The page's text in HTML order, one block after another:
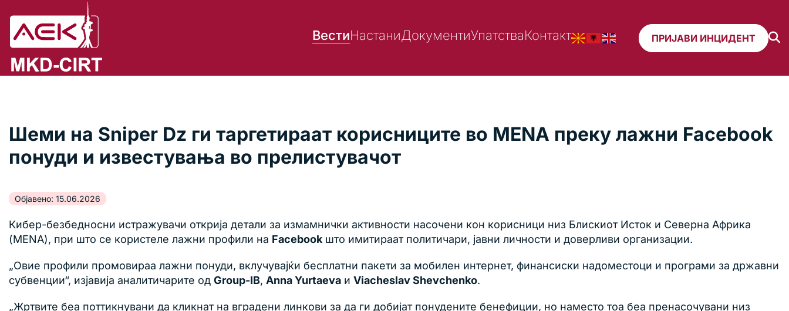
ВестиНастаниДокументиУпатстваКонтакт ПРИЈАВИ ИНЦИДЕНТ
Шеми на Sniper Dz ги таргетираат корисниците во MENA преку лажни Facebook
понуди и известувања во прелистувачот
Објавено: 15.06.2026
Кибер-безбедносни истражувачи открија детали за измамнички активности насочени кон корисници низ Блискиот Исток и Северна Африка
(MENA), при што се користеле лажни профили на Facebook што имитираат политичари, јавни личности и доверливи организации.
„Овие профили промовираа лажни понуди, вклучувајќи бесплатни пакети за мобилен интернет, финансиски надоместоци и програми за државни
субвенции“, изјавија аналитичарите од Group-IB, Anna Yurtaeva и Viacheslav Shevchenko.
„Жртвите беа поттикнувани да кликнат на вградени линкови за да ги добијат понудените бенефиции, но наместо тоа беа пренасочувани низ